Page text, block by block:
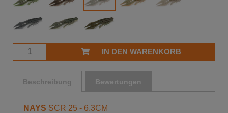
IN DEN WARENKORB
Beschreibung Bewertungen
NAYS SCR 25 - 6.3CM